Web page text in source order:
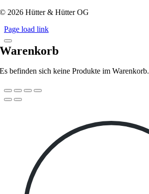
© 2026 Hütter & Hütter OG
Page load link
Warenkorb
Es befinden sich keine Produkte im Warenkorb.